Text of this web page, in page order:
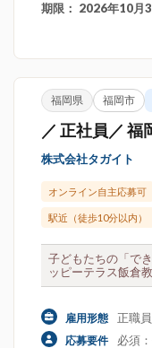
期限： 2026年10月
福岡県 福岡市
／ 正社員／ 福
株式会社タガイト
オンライン自主応募可
駅近（徒歩10分以内）
子どもたちの「で
ッピーテラス飯倉
雇用形態 正職員
応募要件
必須